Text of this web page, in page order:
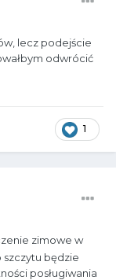
lecz podejście
odwrócić
1
zimowe w
szczytu będzie
posługiwania